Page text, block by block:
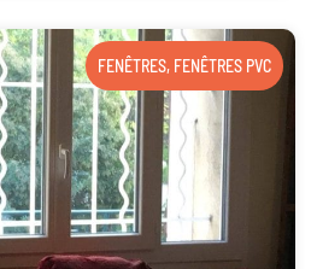
FENÊTRES, FENÊTRES PVC